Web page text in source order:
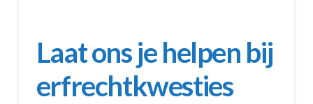
Laat ons je helpen bij
erfrechtkwesties